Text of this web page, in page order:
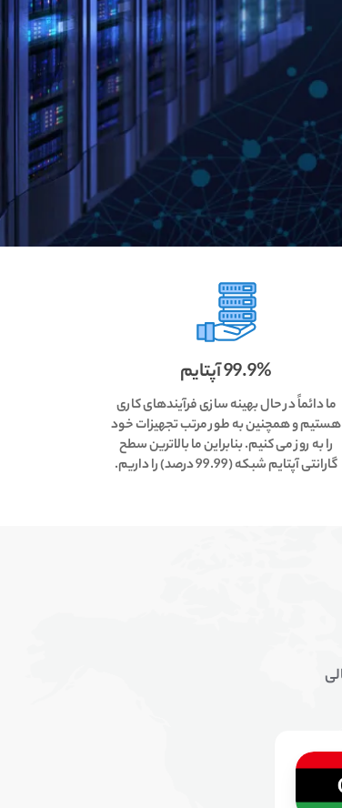
99.9% آپتایم
ما دائماً در حال بهینه سازی فرآیندهای کاری
هستیم و همچنین به طور مرتب تجهیزات خود
را به روز می کنیم. بنابراین ما بالاترین سطح
گارانتی آپتایم شبکه (99.99 درصد) را داریم.